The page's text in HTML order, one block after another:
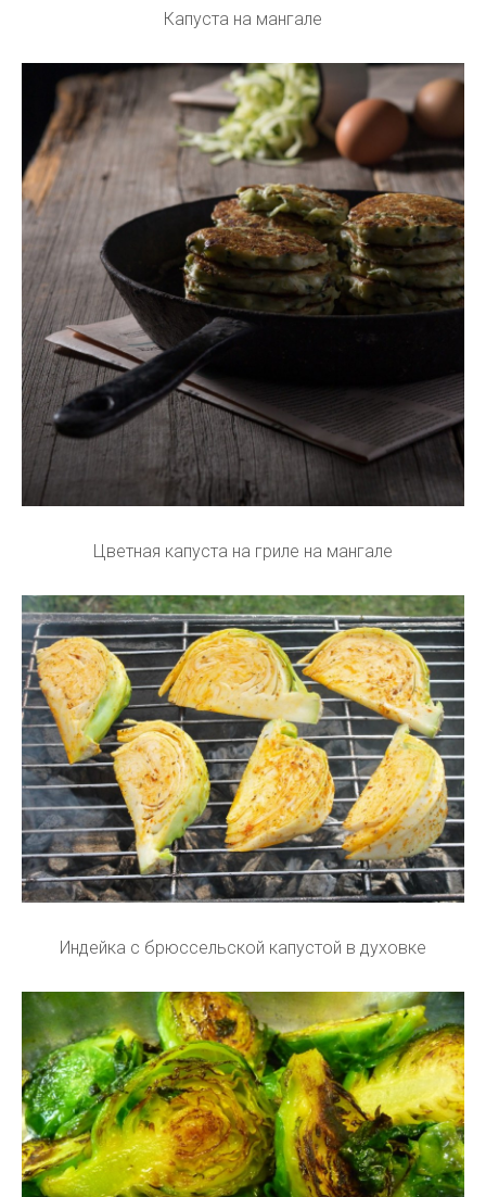
Капуста на мангале
Цветная капуста на гриле на мангале
Индейка с брюссельской капустой в духовке